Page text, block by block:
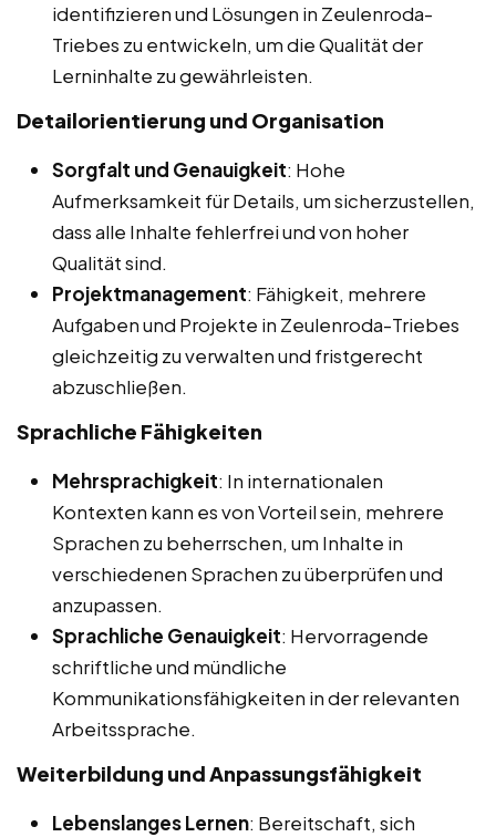
identifizieren und Lösungen in Zeulenroda-
Triebes zu entwickeln, um die Qualität der
Lerninhalte zu gewährleisten.
Detailorientierung und Organisation
Sorgfalt und Genauigkeit: Hohe
Aufmerksamkeit für Details, um sicherzustellen,
dass alle Inhalte fehlerfrei und von hoher
Qualität sind.
Projektmanagement: Fähigkeit, mehrere
Aufgaben und Projekte in Zeulenroda-Triebes
gleichzeitig zu verwalten und fristgerecht
abzuschließen.
Sprachliche Fähigkeiten
Mehrsprachigkeit: In internationalen
Kontexten kann es von Vorteil sein, mehrere
Sprachen zu beherrschen, um Inhalte in
verschiedenen Sprachen zu überprüfen und
anzupassen.
Sprachliche Genauigkeit: Hervorragende
schriftliche und mündliche
Kommunikationsfähigkeiten in der relevanten
Arbeitssprache.
Weiterbildung und Anpassungsfähigkeit
Lebenslanges Lernen: Bereitschaft, sich